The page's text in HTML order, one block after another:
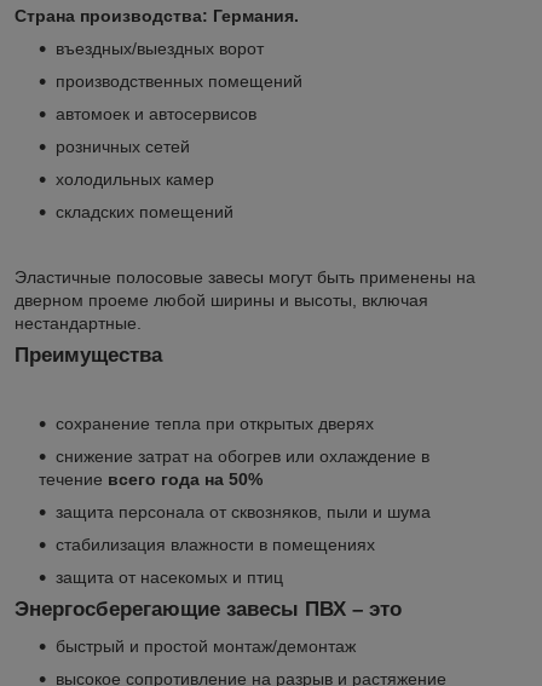
Страна производства: Германия.
въездных/выездных ворот
производственных помещений
автомоек и автосервисов
розничных сетей
холодильных камер
складских помещений
Эластичные полосовые завесы могут быть применены на
дверном проеме любой ширины и высоты, включая
нестандартные.
Преимущества
сохранение тепла при открытых дверях
снижение затрат на обогрев или охлаждение в
течение всего года на 50%
защита персонала от сквозняков, пыли и шума
стабилизация влажности в помещениях
защита от насекомых и птиц
Энергосберегающие завесы ПВХ – это
быстрый и простой монтаж/демонтаж
высокое сопротивление на разрыв и растяжение